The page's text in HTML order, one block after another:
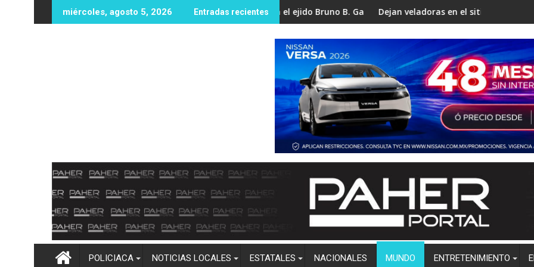
al
miércoles, agosto 5, 2026 Entradas recientes
la rehabilitación del puente Alemania en Pericos
Más de 50 horas sin luz en el ejido Bruno B. García; familias denuncian pérdidas y piden apoyo urgente
Dejan veladoras en el sitio donde fue asesinado el
POLICIACA NOTICIAS LOCALES ESTATALES NACIONALES MUNDO ENTRETENIMIENTO